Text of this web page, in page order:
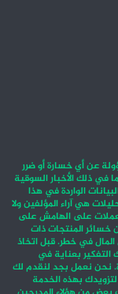
عن أي خسارة أو ضرر
في ذلك الأخبار السوقية
الواردة في هذا
هي آراء المؤلفين ولا
على الهامش على
خسائر المنتجات ذات
المال في خطر. قبل اتخاذ
التفكير بعناية في
نحن نعمل بجد لنقدم لك
بهذه الخدمة